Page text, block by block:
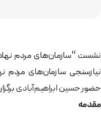
نشست “سازمان­‌های مردم­
حضورحسین ابراهیم‌­آبادی
مقدمه